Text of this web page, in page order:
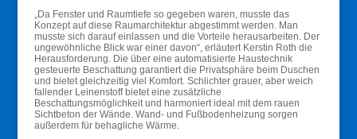
„Da Fenster und Raumtiefe so gegeben waren, musste das
Konzept auf diese Raumarchitektur abgestimmt werden. Man
musste sich darauf einlassen und die Vorteile herausarbeiten. Der
ungewöhnliche Blick war einer davon“, erläutert Kerstin Roth die
Herausforderung. Die über eine automatisierte Haustechnik
gesteuerte Beschattung garantiert die Privatsphäre beim Duschen
und bietet gleichzeitig viel Komfort. Schlichter grauer, aber weich
fallender Leinenstoff bietet eine zusätzliche
Beschattungsmöglichkeit und harmoniert ideal mit dem rauen
Sichtbeton der Wände. Wand- und Fußbodenheizung sorgen
außerdem für behagliche Wärme.